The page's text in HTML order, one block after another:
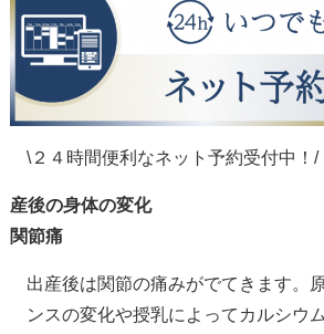
\２４時間便利なネット予約受付中！/
産後の身体の変化
関節痛
出産後は関節の痛みがでてきます。
ンスの変化や授乳によってカルシウ